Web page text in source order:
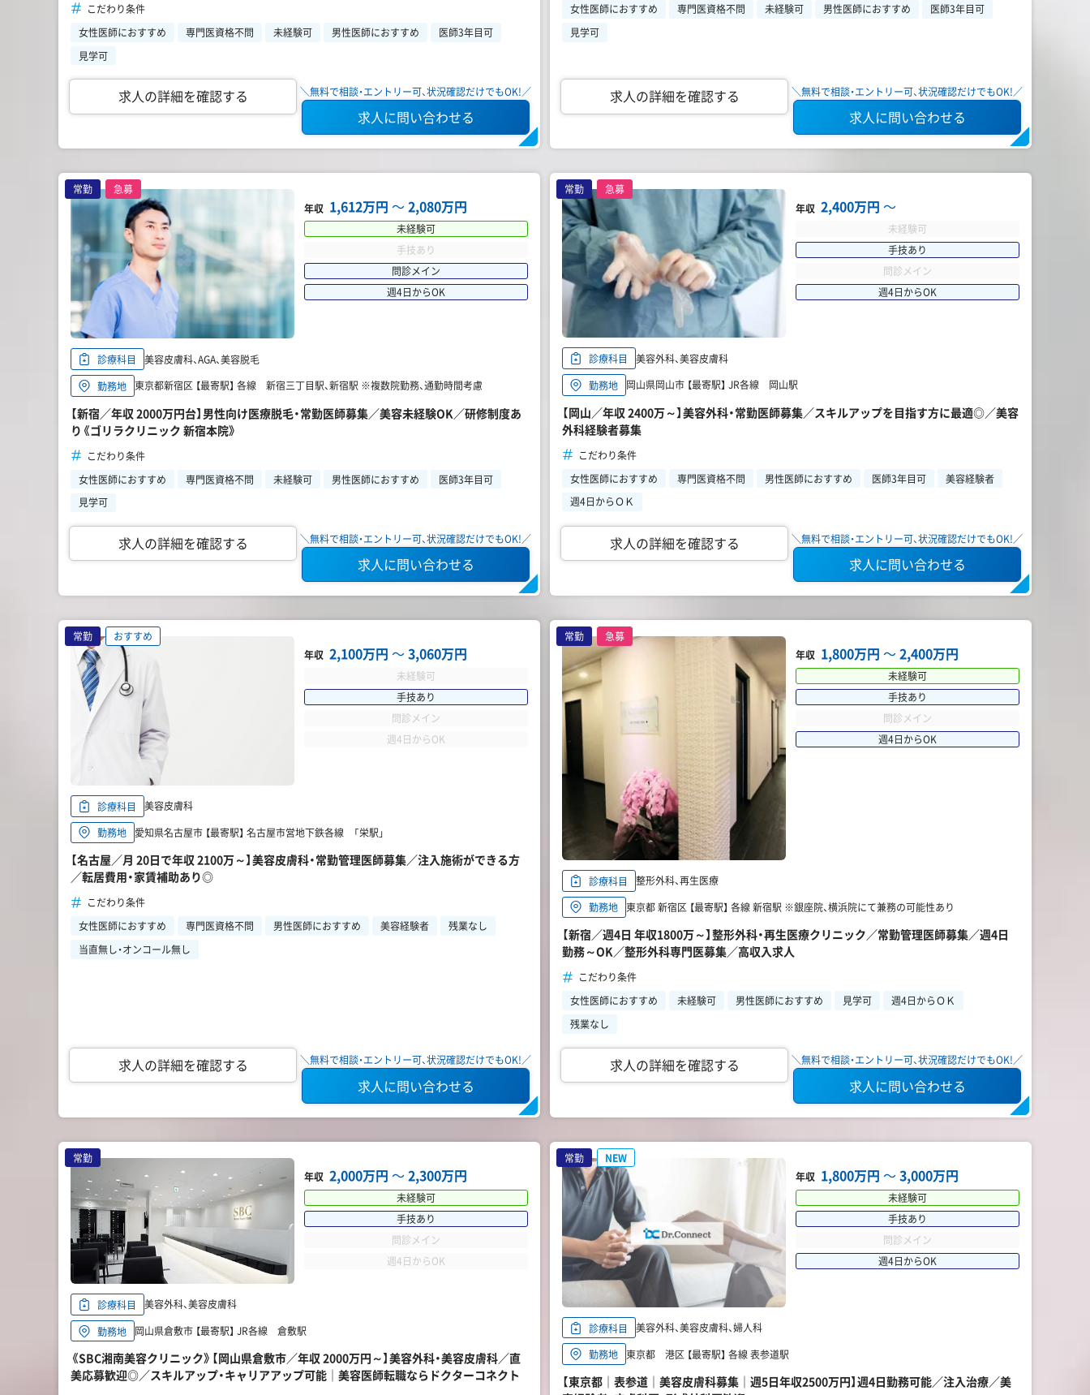
こだわり条件
女性医師におすすめ
専門医資格不問 未経験可 男性医師におすすめ
医師3年目可
見学可
求人の詳細を確認する ＼無料で相談・エントリー可、状況確認だけでもOK!／
求人に問い合わせる
女性医師におすすめ
専門医資格不問 未経験可 男性医師におすすめ
医師3年目可
見学可
求人の詳細を確認する ＼無料で相談・エントリー可、状況確認だけでもOK!／
求人に問い合わせる
常勤
急募
年収 1,612万円 〜2,080万円
未経験可
手技あり
問診メイン
週4日からOK
診療科目
美容皮膚科、AGA、美容脱毛
勤務地 東京都新宿区 【最寄駅】 各線 新宿三丁目駅、新宿駅 ※複数院勤務、通勤時間考慮
【新宿／年収 2000万円台】男性向け医療脱毛・常勤医師募集／美容未経験OK／研修制度あ
り《ゴリラクリニック 新宿本院》
こだわり条件
女性医師におすすめ
専門医資格不問 未経験可 男性医師におすすめ
医師3年目可
見学可
求人の詳細を確認する ＼無料で相談・エントリー可、状況確認だけでもOK!／
求人に問い合わせる
常勤
急募
年収 2,400万円 〜
未経験可
手技あり
問診メイン
週4日からOK
診療科目
美容外科、美容皮膚科
勤務地
岡山県岡山市 【最寄駅】 JR各線 岡山駅
【岡山／年収 2400万～】美容外科・常勤医師募集／スキルアップを目指す方に最適◎／美容
外科経験者募集
こだわり条件
女性医師におすすめ
専門医資格不問 男性医師におすすめ 医師3年目可
美容経験者
週4日からＯＫ
求人の詳細を確認する ＼無料で相談・エントリー可、状況確認だけでもOK!／
求人に問い合わせる
常勤
おすすめ
年収 2,100万円 〜3,060万円
未経験可
手技あり
問診メイン
週4日からOK
診療科目
美容皮膚科
勤務地
愛知県名古屋市 【最寄駅】 名古屋市営地下鉄各線 「栄駅」
【名古屋／月 20日で年収 2100万～】美容皮膚科・常勤管理医師募集／注入施術ができる方
／転居費用・家賃補助あり◎
こだわり条件
女性医師におすすめ
専門医資格不問 男性医師におすすめ 美容経験者
残業なし
当直無し・オンコール無し
求人の詳細を確認する ＼無料で相談・エントリー可、状況確認だけでもOK!／
求人に問い合わせる
常勤
急募
年収 1,800万円 〜2,400万円
未経験可
手技あり
問診メイン
週4日からOK
診療科目
整形外科、再生医療
勤務地 東京都 新宿区 【最寄駅】 各線 新宿駅 ※銀座院、横浜院にて兼務の可能性あり
【新宿／週4日 年収1800万～】整形外科・再生医療クリニック／常勤管理医師募集／週4日
勤務～OK／整形外科専門医募集／高収入求人
こだわり条件
女性医師におすすめ
未経験可 男性医師におすすめ 見学可
週4日からＯＫ
残業なし
求人の詳細を確認する ＼無料で相談・エントリー可、状況確認だけでもOK!／
求人に問い合わせる
常勤
年収 2,000万円 〜2,300万円
未経験可
手技あり
問診メイン
週4日からOK
診療科目
美容外科、美容皮膚科
勤務地
岡山県倉敷市 【最寄駅】 JR各線 倉敷駅
《SBC湘南美容クリニック》【岡山県倉敷市／年収 2000万円～】美容外科・美容皮膚科／直
美応募歓迎◎／スキルアップ・キャリアアップ可能｜美容医師転職ならドクターコネクト
常勤
NEW
年収 1,800万円 〜3,000万円
未経験可
手技あり
問診メイン
週4日からOK
診療科目
美容外科、美容皮膚科、婦人科
勤務地 東京都 港区 【最寄駅】 各線 表参道駅
【東京都｜表参道｜美容皮膚科募集｜週5日年収2500万円】週4日勤務可能／注入治療／美